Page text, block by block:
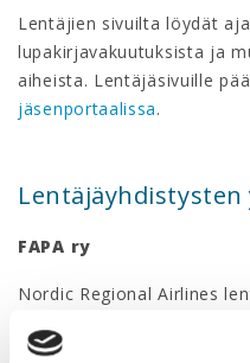
Lentäjien sivuilta löydät
lupakirjavakuutuksista ja
aiheista. Lentäjäsivuille
jäsenportaalissa.
FAPA ry
Nordic Regional Airlines
Puheenjohtaja Sakari
Liity jäseneksi tästä